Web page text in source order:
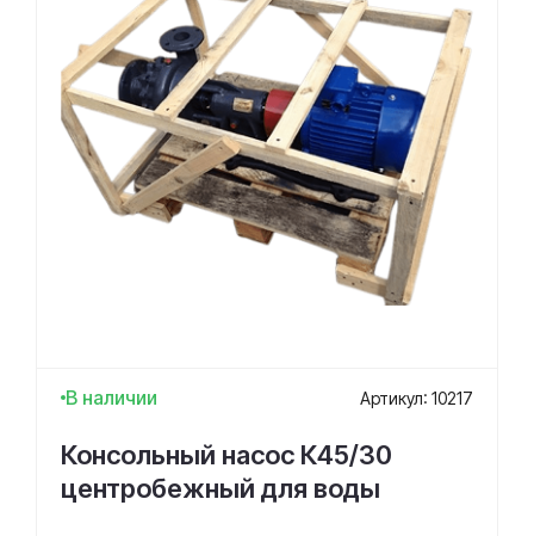
В наличии Артикул: 10217
Консольный насос К45/30
центробежный для воды